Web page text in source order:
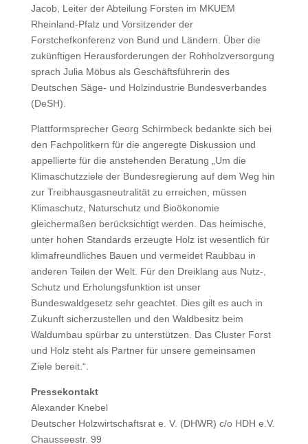
Jacob, Leiter der Abteilung Forsten im MKUEM
Rheinland-Pfalz und Vorsitzender der
Forstchefkonferenz von Bund und Ländern. Über die
zukünftigen Herausforderungen der Rohholzversorgung
sprach Julia Möbus als Geschäftsführerin des
Deutschen Säge- und Holzindustrie Bundesverbandes
(DeSH).
Plattformsprecher Georg Schirmbeck bedankte sich bei
den Fachpolitkern für die angeregte Diskussion und
appellierte für die anstehenden Beratung „Um die
Klimaschutzziele der Bundesregierung auf dem Weg hin
zur Treibhausgasneutralität zu erreichen, müssen
Klimaschutz, Naturschutz und Bioökonomie
gleichermaßen berücksichtigt werden. Das heimische,
unter hohen Standards erzeugte Holz ist wesentlich für
klimafreundliches Bauen und vermeidet Raubbau in
anderen Teilen der Welt. Für den Dreiklang aus Nutz-,
Schutz und Erholungsfunktion ist unser
Bundeswaldgesetz sehr geachtet. Dies gilt es auch in
Zukunft sicherzustellen und den Waldbesitz beim
Waldumbau spürbar zu unterstützen. Das Cluster Forst
und Holz steht als Partner für unsere gemeinsamen
Ziele bereit.“.
Pressekontakt
Alexander Knebel
Deutscher Holzwirtschaftsrat e. V. (DHWR) c/o HDH e.V.
Chausseestr. 99